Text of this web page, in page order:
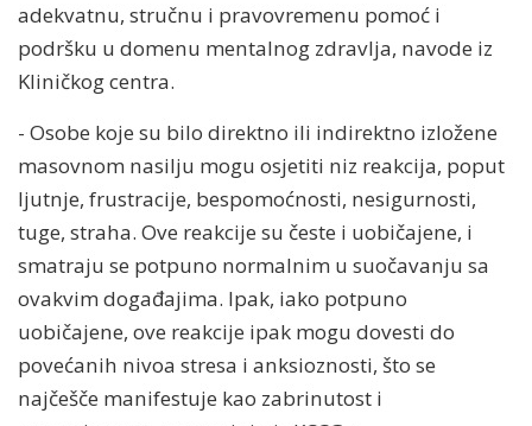
adekvatnu, stručnu i pravovremenu pomoć i
podršku u domenu mentalnog zdravlja, navode iz
Kliničkog centra.
- Osobe koje su bilo direktno ili indirektno izložene
masovnom nasilju mogu osjetiti niz reakcija, poput
ljutnje, frustracije, bespomoćnosti, nesigurnosti,
tuge, straha. Ove reakcije su česte i uobičajene, i
smatraju se potpuno normalnim u suočavanju sa
ovakvim događajima. Ipak, iako potpuno
uobičajene, ove reakcije ipak mogu dovesti do
povećanih nivoa stresa i anksioznosti, što se
najčešče manifestuje kao zabrinutost i